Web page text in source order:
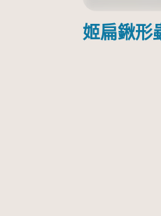
姬扁鍬形